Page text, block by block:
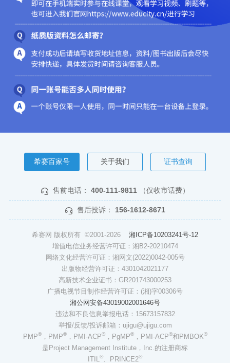
希赛百家号 关于我们 证书查询
售前电话： 400-111-9811 （仅收市话费）
售后投诉： 156-1612-8671
希赛网 版权所有 ©2001-2026 湘ICP备10203241号-12
增值电信业务经营许可证：湘B2-20210474
网络文化经营许可证：湘网文(2022)0042-005号
出版物经营许可证：4301042021177
高新技术企业证书：GR201743000253
广播电视节目制作经营许可证：(湘)字00306号
湘公网安备43019002001646号
违法和不良信息举报电话：15673157832
举报/反馈/投诉邮箱：ujigu@ujigu.com
PMP®，PMP®，PMI-ACP®，PgMP®，PMI-ACP®和PMBOK®
是Project Management Institute，Inc.的注册商标
ITIL®、PRINCE2®